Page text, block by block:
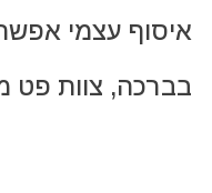
איסוף עצמי
בברכה, צוות פט